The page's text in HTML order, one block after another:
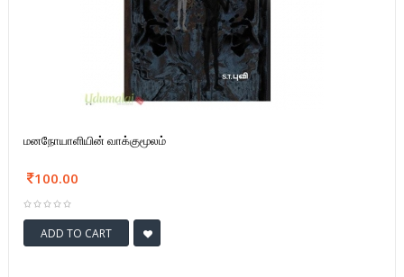
மனநோயாளியின் வாக்குமூலம்
100.00
ADD TO CART